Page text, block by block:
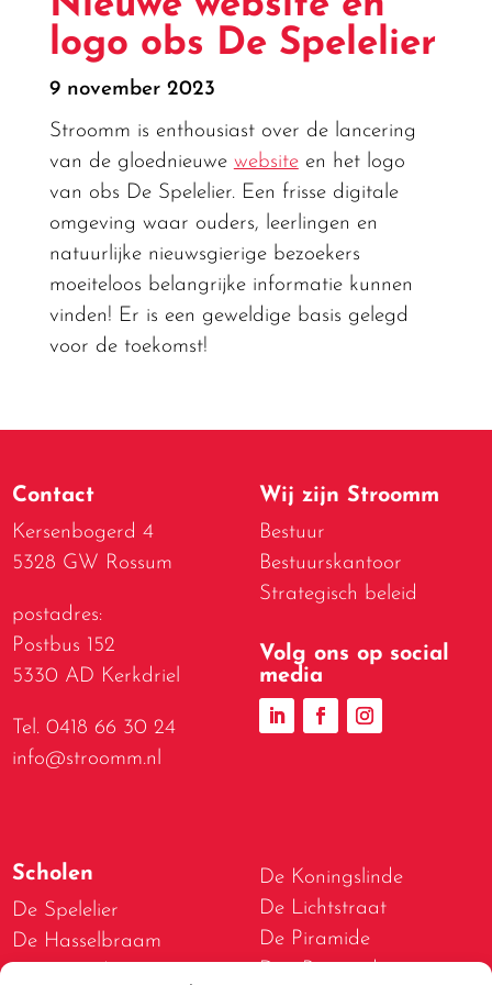
logo obs De Spelelier
9 november 2023
Stroomm is enthousiast over de lancering
van de gloednieuwe websiteen het logo
van obs De Spelelier. Een frisse digitale
omgeving waar ouders, leerlingen en
natuurlijke nieuwsgierige bezoekers
moeiteloos belangrijke informatie kunnen
vinden! Er is een geweldige basis gelegd
voor de toekomst!
Contact
Kersenbogerd 4
5328 GW Rossum
postadres:
Postbus 152
5330 AD Kerkdriel
Tel. 0418 66 30 24
info@stroomm.nl
Wij zijn Stroomm
Bestuur
Bestuurskantoor
Strategisch beleid
Volg ons op social
media
Scholen
De Spelelier
De Hasselbraam
De Koningslinde
De Lichtstraat
De Piramide